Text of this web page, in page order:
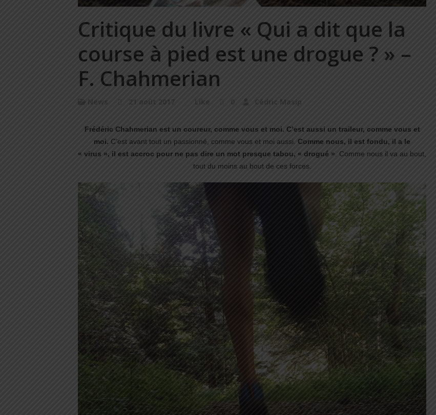
Critique du livre « Qui a dit que la
course à pied est une drogue ? » –
F. Chahmerian
News 21 août 2017 Like 0 Cédric Masip
Frédéric Chahmerian est un coureur, comme vous et moi. C’est aussi un traileur, comme vous et
moi. C’est avant tout un passionné, comme vous et moi aussi. Comme nous, il est fondu, il a le
« virus », il est accroc pour ne pas dire un mot presque tabou, « drogué ». Comme nous il va au bout,
tout du moins au bout de ces forces.